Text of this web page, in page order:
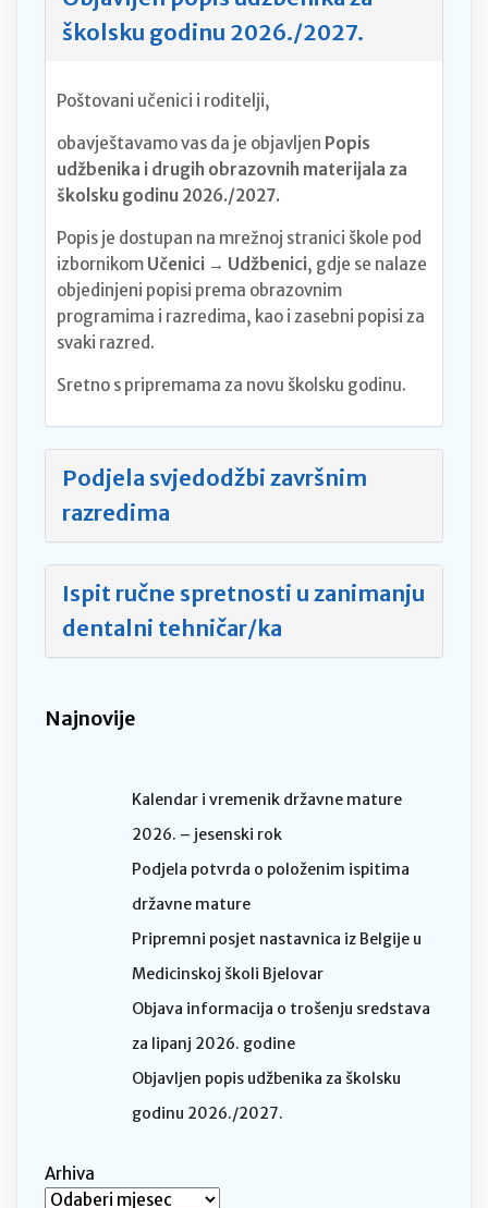
školsku godinu 2026./2027.
Poštovani učenici i roditelji,
obavještavamo vas da je objavljen Popis
udžbenika i drugih obrazovnih materijala za
školsku godinu 2026./2027.
Popis je dostupan na mrežnoj stranici škole pod
izbornikom Učenici → Udžbenici, gdje se nalaze
objedinjeni popisi prema obrazovnim
programima i razredima, kao i zasebni popisi za
svaki razred.
Sretno s pripremama za novu školsku godinu.
Podjela svjedodžbi završnim
razredima
Ispit ručne spretnosti u zanimanju
dentalni tehničar/ka
Najnovije
Kalendar i vremenik državne mature
2026. – jesenski rok
Podjela potvrda o položenim ispitima
državne mature
Pripremni posjet nastavnica iz Belgije u
Medicinskoj školi Bjelovar
Objava informacija o trošenju sredstava
za lipanj 2026. godine
Objavljen popis udžbenika za školsku
godinu 2026./2027.
Arhiva